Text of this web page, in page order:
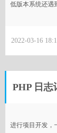
低版本系统还遇
2022-03-16
PHP 日志
进行项目开发，